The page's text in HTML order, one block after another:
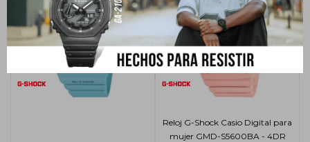
Reloj G-Shock Casio Digital para
mujer GMD-S5600BA - 4DR